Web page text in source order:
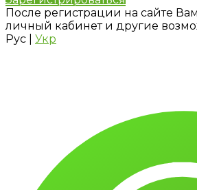
После регистрации на сайте
личный кабинет и другие
Рус
Укр